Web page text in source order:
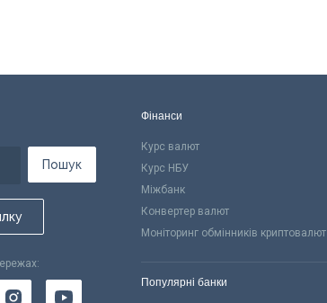
Пошук
Фінанси
Курс валют
Курс НБУ
Міжбанк
Конвертер валют
Моніторинг обмінників криптовалют
Популярні банки